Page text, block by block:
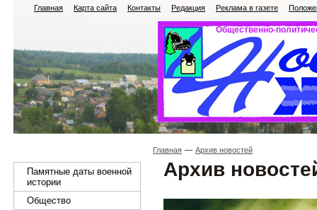
Главная Карта сайта Контакты Редакция Реклама в газете
Общественно-
Памятные даты военной
истории
Общество
Главная Архив новостей
Архив